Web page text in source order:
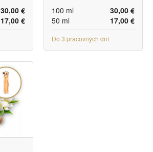
30,00 €
17,00 €
30,00 €
100 ml
17,00 €
50 ml
Do 3 pracovných dní